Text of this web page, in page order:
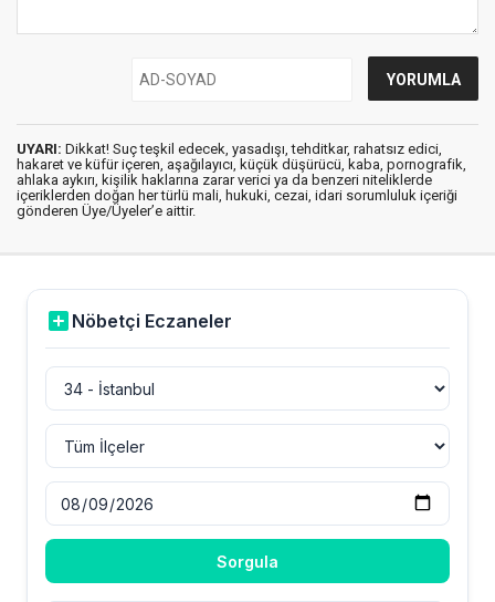
UYARI: Dikkat! Suç teşkil edecek, yasadışı, tehditkar, rahatsız edici,
hakaret ve küfür içeren, aşağılayıcı, küçük düşürücü, kaba, pornografik,
ahlaka aykırı, kişilik haklarına zarar verici ya da benzeri niteliklerde
içeriklerden doğan her türlü mali, hukuki, cezai, idari sorumluluk içeriği
gönderen Üye/Üyeler’e aittir.